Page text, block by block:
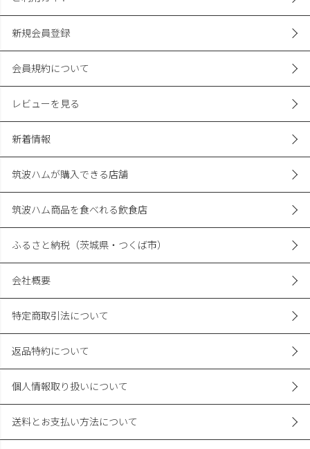
新規会員登録
会員規約について
レビューを見る
新着情報
筑波ハムが購入できる店舗
筑波ハム商品を食べれる飲食店
ふるさと納税（茨城県・つくば市）
会社概要
特定商取引法について
返品特約について
個人情報取り扱いについて
送料とお支払い方法について